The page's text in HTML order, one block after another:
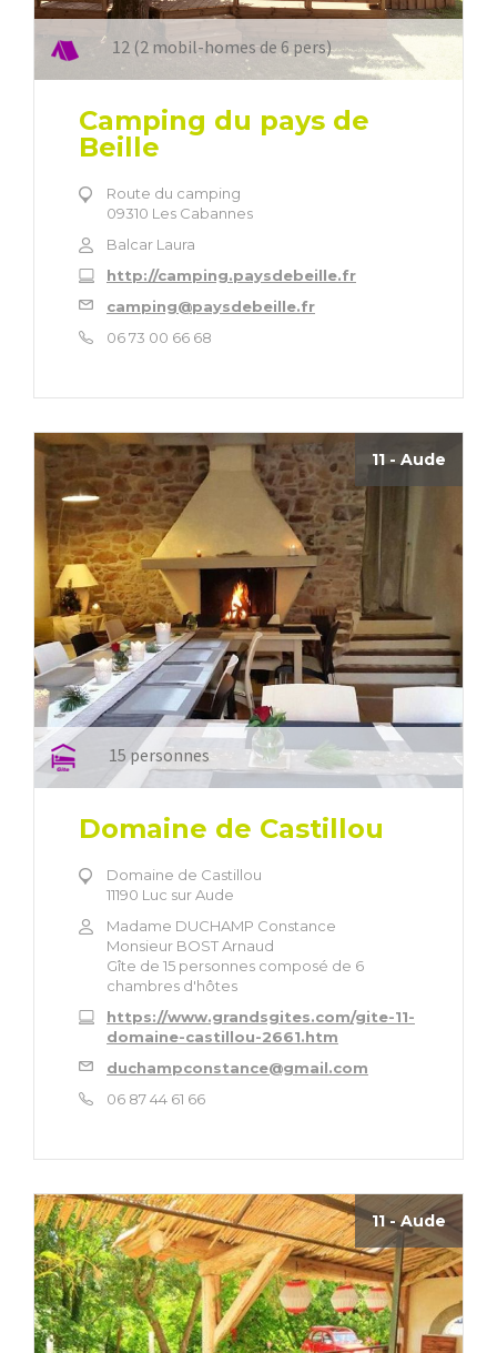
12 (2 mobil-homes de 6 pers)
Camping du pays de
Beille
Route du camping
09310 Les Cabannes
Balcar Laura
http://camping.paysdebeille.fr
camping@paysdebeille.fr
06 73 00 66 68
11 - Aude
15 personnes
Domaine de Castillou
Domaine de Castillou
11190 Luc sur Aude
Madame DUCHAMP Constance
Monsieur BOST Arnaud
Gîte de 15 personnes composé de 6
chambres d'hôtes
https://www.grandsgites.com/gite-11-
domaine-castillou-2661.htm
duchampconstance@gmail.com
06 87 44 61 66
11 - Aude